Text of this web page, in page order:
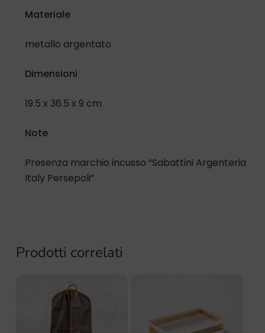
Materiale
metallo argentato
Dimensioni
19.5 x 36.5 x 9 cm
Note
Presenza marchio incusso “Sabattini Argenteria
Italy Persepoli”
Prodotti correlati